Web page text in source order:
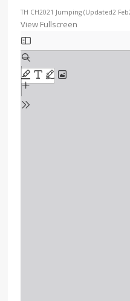
TH CH2021 Jumping (Updated2
View Fullscreen
Skip
to
PDF
content